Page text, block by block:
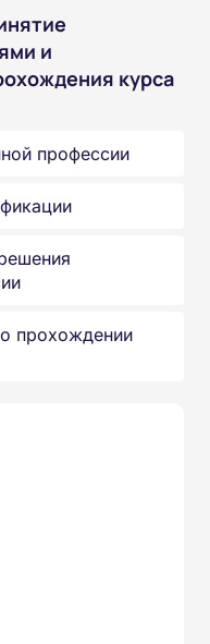
и
курса
профессии
прохождении